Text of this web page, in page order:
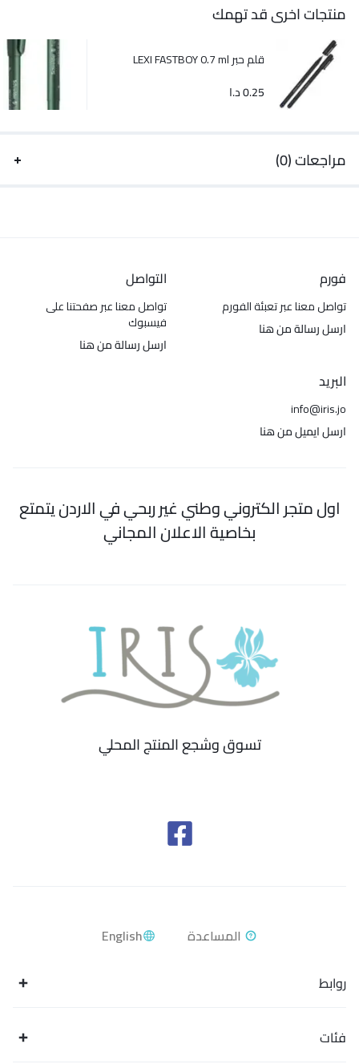
منتجات اخرى قد تهمك
قلم حبر LEXI FASTBOY 0.7 ml
0.25د.ا
مراجعات (0)
فورم
تواصل معنا عبر تعبئة الفورم
ارسل رسالة من هنا
التواصل
تواصل معنا عبر صفحتنا على
فيسبوك
ارسل رسالة من هنا
البريد
info@iris.jo
ارسل ايميل من هنا
اول متجر الكتروني وطني غير ربحي في الاردن يتمتع
بخاصية الاعلان المجاني
تسوق وشجع المنتج المحلي
English
روابط
فئات